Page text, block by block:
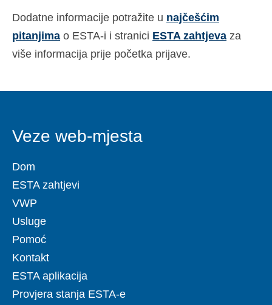
Dodatne informacije potražite u najčešćim
pitanjima o ESTA-i i stranici ESTA zahtjeva za
više informacija prije početka prijave.
Veze web-mjesta
Dom
ESTA zahtjevi
VWP
Usluge
Pomoć
Kontakt
ESTA aplikacija
Provjera stanja ESTA-e